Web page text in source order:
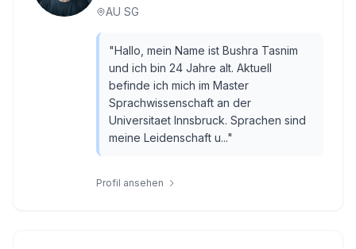
AU SG
"Hallo, mein Name ist Bushra Tasnim
und ich bin 24 Jahre alt. Aktuell
befinde ich mich im Master
Sprachwissenschaft an der
Universitaet Innsbruck. Sprachen sind
meine Leidenschaft u..."
Profil ansehen